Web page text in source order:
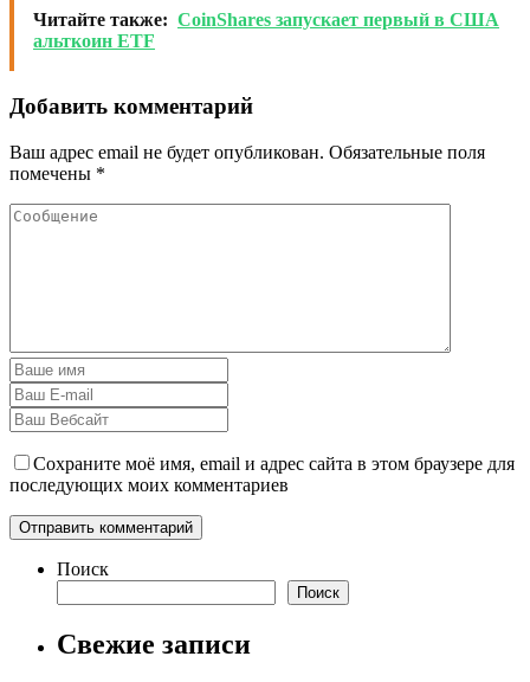
Читайте также: CoinShares запускает первый в США
альткоин ETF
Добавить комментарий
Ваш адрес email не будет опубликован. Обязательные поля
помечены *
Сохраните моё имя, email и адрес сайта в этом браузере для
последующих моих комментариев
Поиск
Поиск
Свежие записи